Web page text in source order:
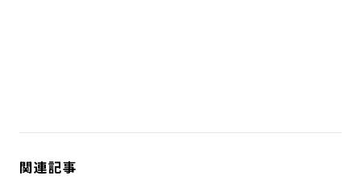
関連記事